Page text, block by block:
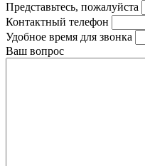
Представьтесь, пожалуйста
Контактный телефон
Удобное время для звонка
Ваш вопрос